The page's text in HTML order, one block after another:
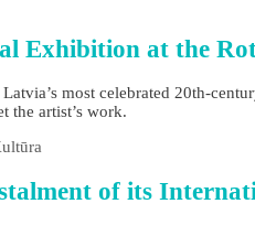
Exhibition at the
most celebrated
the artist’s work.
of its